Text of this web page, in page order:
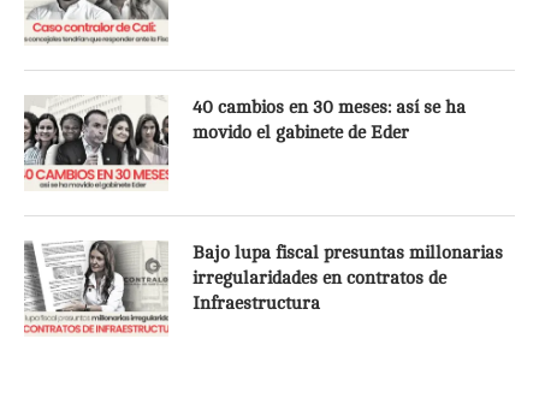
40 cambios en 30 meses: así se ha
movido el gabinete de Eder
Bajo lupa fiscal presuntas millonarias
irregularidades en contratos de
Infraestructura